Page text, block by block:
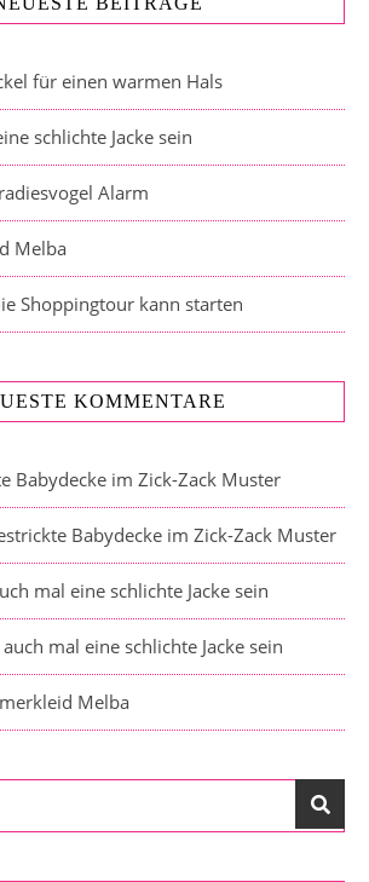
für einen warmen Hals
schlichte Jacke sein
Alarm
Melba
Shoppingtour kann starten
KOMMENTARE
Babydecke im Zick-Zack Muster
Babydecke im Zick-Zack Muster
mal eine schlichte Jacke sein
mal eine schlichte Jacke sein
Melba